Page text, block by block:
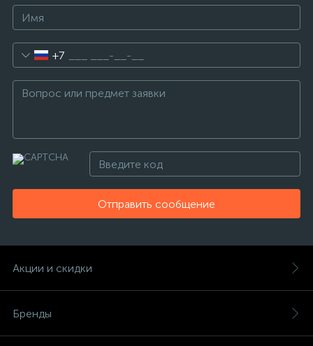
+7
Отправить сообщение
Акции и скидки
Бренды